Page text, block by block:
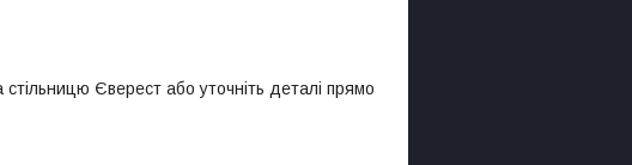
Єверест або уточніть деталі прямо